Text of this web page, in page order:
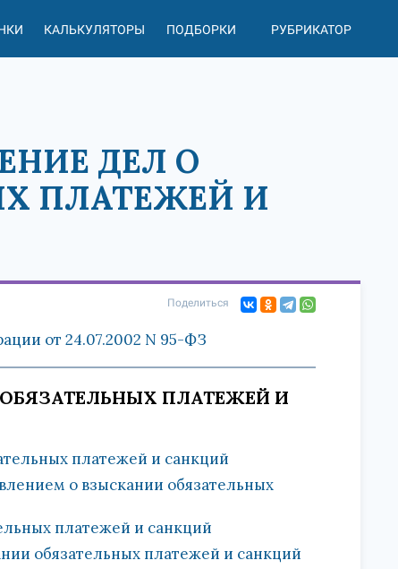
КАЛЬКУЛЯТОРЫ ПОДБОРКИ РУБРИКАТОР
ДЕЛ О
ПЛАТЕЖЕЙ И
Поделиться
от 24.07.2002 N 95-ФЗ
ОБЯЗАТЕЛЬНЫХ ПЛАТЕЖЕЙ И
платежей и санкций
о взыскании обязательных
платежей и санкций
обязательных платежей и санкций